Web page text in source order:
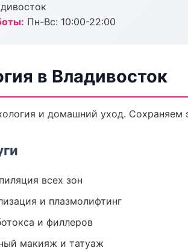
Пн-Вс: 10:00-22:00
в Владивосток
и домашний уход. Сохраняем
всех зон
и плазмолифтинг
и филлеров
макияж и татуаж